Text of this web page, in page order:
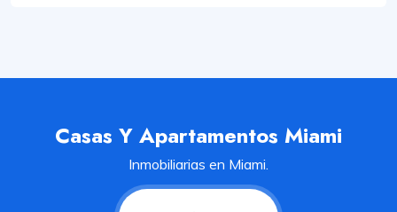
Casas Y Apartamentos Miami
Inmobiliarias en Miami.